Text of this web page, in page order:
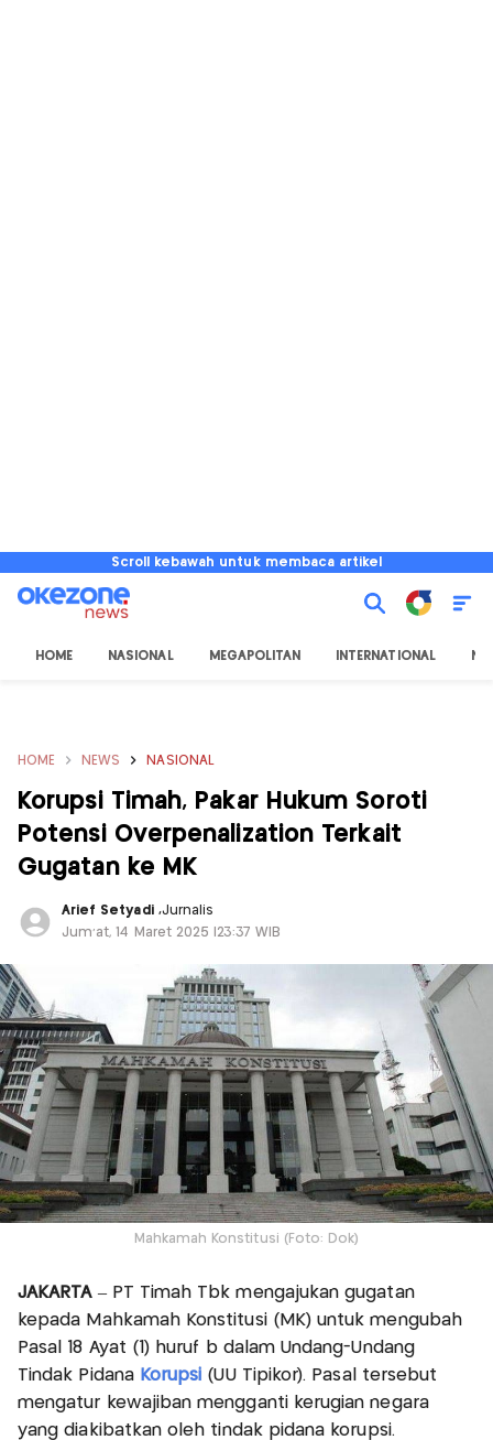
Scroll kebawah untuk membaca artikel
HOME NASIONAL MEGAPOLITAN INTERNATIONAL
HOME NEWS NASIONAL
Korupsi Timah, Pakar Hukum Soroti
Potensi Overpenalization Terkait
Gugatan ke MK
Arief Setyadi ,Jurnalis
Jum'at, 14 Maret 2025 |23:37 WIB
Mahkamah Konstitusi (Foto: Dok)
JAKARTA– PT Timah Tbk mengajukan gugatan
kepada Mahkamah Konstitusi (MK) untuk mengubah
Pasal 18 Ayat (1) huruf b dalam Undang-Undang
Tindak Pidana Korupsi (UU Tipikor). Pasal tersebut
mengatur kewajiban mengganti kerugian negara
yang diakibatkan oleh tindak pidana korupsi.